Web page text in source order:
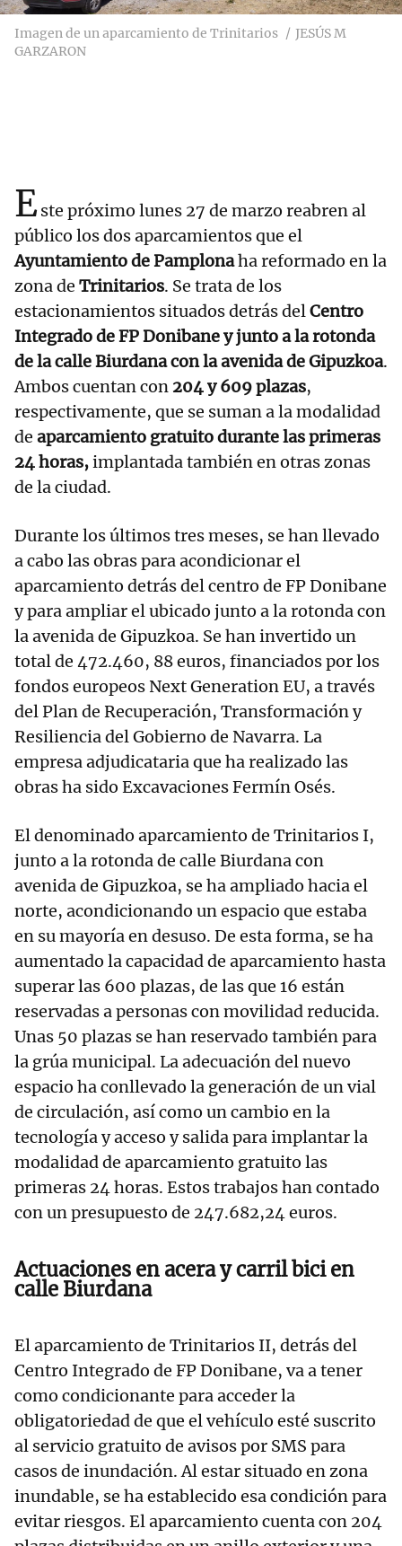
Imagen de un aparcamiento de Trinitarios
JESÚS M
GARZARON
Este próximo lunes 27 de marzo reabren al
público los dos aparcamientos que el
Ayuntamiento de Pamplonaha reformado en la
zona de Trinitarios. Se trata de los
estacionamientos situados detrás delCentro
Integrado de FP Donibane y junto a la rotonda
de la calle Biurdana con la avenida de Gipuzkoa.
Ambos cuentan con 204 y 609 plazas,
respectivamente, que se suman a la modalidad
de aparcamiento gratuito durante las primeras
24 horas,implantada también en otras zonas
de la ciudad.
Durante los últimos tres meses, se han llevado
a cabo las obras para acondicionar el
aparcamiento detrás del centro de FP Donibane
y para ampliar el ubicado junto a la rotonda con
la avenida de Gipuzkoa. Se han invertido un
total de 472.460, 88 euros, financiados por los
fondos europeos Next Generation EU, a través
del Plan de Recuperación, Transformación y
Resiliencia del Gobierno de Navarra. La
empresa adjudicataria que ha realizado las
obras ha sido Excavaciones Fermín Osés.
El denominado aparcamiento de Trinitarios I,
junto a la rotonda de calle Biurdana con
avenida de Gipuzkoa, se ha ampliado hacia el
norte, acondicionando un espacio que estaba
en su mayoría en desuso. De esta forma, se ha
aumentado la capacidad de aparcamiento hasta
superar las 600 plazas, de las que 16 están
reservadas a personas con movilidad reducida.
Unas 50 plazas se han reservado también para
la grúa municipal. La adecuación del nuevo
espacio ha conllevado la generación de un vial
de circulación, así como un cambio en la
tecnología y acceso y salida para implantar la
modalidad de aparcamiento gratuito las
primeras 24 horas. Estos trabajos han contado
con un presupuesto de 247.682,24 euros.
Actuaciones en acera y carril bici en
calle Biurdana
El aparcamiento de Trinitarios II, detrás del
Centro Integrado de FP Donibane, va a tener
como condicionante para acceder la
obligatoriedad de que el vehículo esté suscrito
al servicio gratuito de avisos por SMS para
casos de inundación. Al estar situado en zona
inundable, se ha establecido esa condición para
evitar riesgos. El aparcamiento cuenta con 204